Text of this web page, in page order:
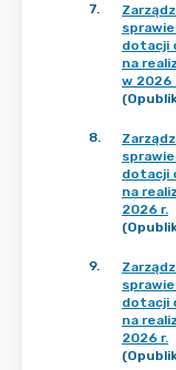
7.
dotacji
na
w 2026
8.
dotacji
na
2026 r.
9.
dotacji
na
2026 r.